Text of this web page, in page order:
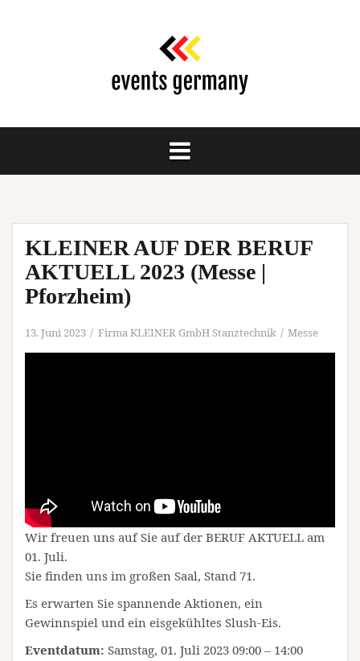
KLEINER AUF DER BERUF
AKTUELL 2023 (Messe |
Pforzheim)
13. Juni 2023 Firma KLEINER GmbH Stanztechnik Messe
Wir freuen uns auf Sie auf der BERUF AKTUELL am
01. Juli.
Sie finden uns im großen Saal, Stand 71.
Es erwarten Sie spannende Aktionen, ein
Gewinnspiel und ein eisgekühltes Slush-Eis.
Eventdatum: Samstag, 01. Juli 2023 09:00 – 14:00